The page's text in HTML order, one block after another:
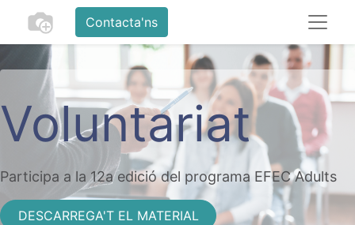
Contacta'ns
Voluntariat
Participa a la 12a edició del programa EFEC Adults
DESCARREGA'T EL MATERIAL